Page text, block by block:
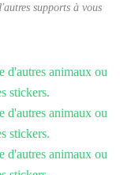
supports à vous